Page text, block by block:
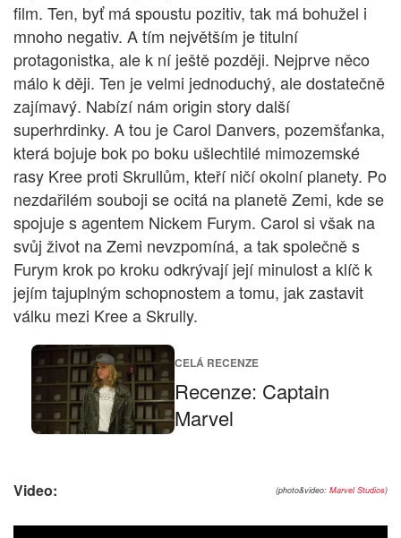
film. Ten, byť má spoustu pozitiv, tak má bohužel i
mnoho negativ. A tím největším je titulní
protagonistka, ale k ní ještě později. Nejprve něco
málo k ději. Ten je velmi jednoduchý, ale dostatečně
zajímavý. Nabízí nám origin story další
superhrdinky. A tou je Carol Danvers, pozemšťanka,
která bojuje bok po boku ušlechtilé mimozemské
rasy Kree proti Skrullům, kteří ničí okolní planety. Po
nezdařilém souboji se ocitá na planetě Zemi, kde se
spojuje s agentem Nickem Furym. Carol si však na
svůj život na Zemi nevzpomíná, a tak společně s
Furym krok po kroku odkrývají její minulost a klíč k
jejím tajuplným schopnostem a tomu, jak zastavit
válku mezi Kree a Skrully.
CELÁ RECENZE
Recenze: Captain
Marvel
(photo&video: Marvel Studios)
Video: